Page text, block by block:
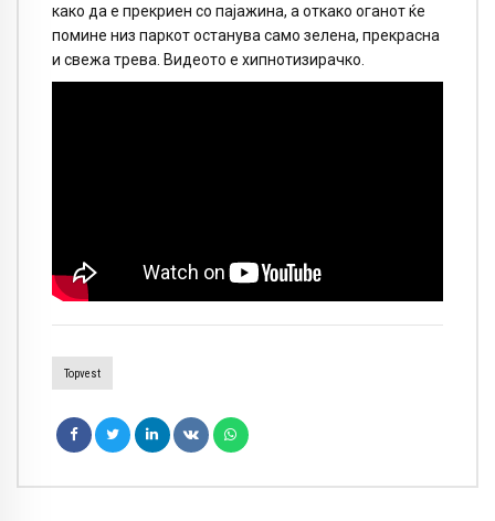
како да е прекриен со пајажина, а откако оганот ќе
помине низ паркот останува само зелена, прекрасна
и свежа трева. Видеото е хипнотизирачко.
Topvest